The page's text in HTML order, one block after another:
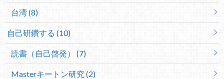
台湾 (8)
自己研鑽する (10)
読書（自己啓発） (7)
Masterキートン研究 (2)